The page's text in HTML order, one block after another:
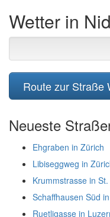
Wetter in
Route zur Straße
Neueste
Ehgraben in Zürich
Libiseggweg in
Krummstrasse in
Schaffhausen Süd
Ruetligasse in